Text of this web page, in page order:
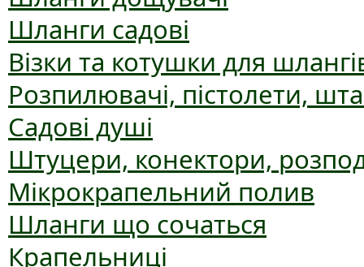
Шланги садові
Візки та котушки для
Розпилювачі, пістолети,
Садові душі
Штуцери, конектори,
Мікрокрапельний полив
Шланги що сочаться
Крапельниці